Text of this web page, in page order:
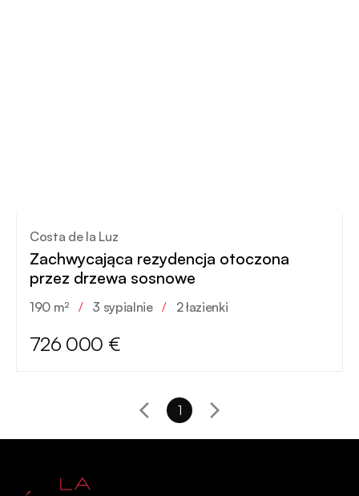
Costa de la Luz
Zachwycająca rezydencja otoczona
przez drzewa sosnowe
190 m² / 3 sypialnie / 2 łazienki
726 000 €
1